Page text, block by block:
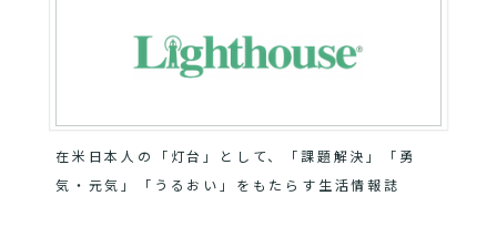
在米日本人の「灯台」として、「課題解決」「勇
気・元気」「うるおい」をもたらす生活情報誌